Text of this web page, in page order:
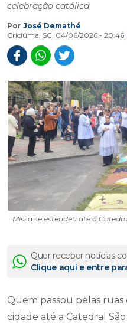
celebração católica
Por José Demathé
Criciúma, SC, 04/06/2026 - 20:46
Missa se estendeu até a
Quer receber notícias
Clique aqui e entre
Quem passou pelas
cidade até a Catedral